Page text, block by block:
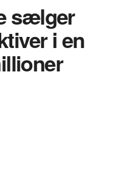
sælger
i en